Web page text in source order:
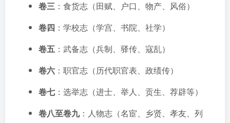
卷三 ：食货志（田赋、户口、物产、风俗）
卷四 ：学校志（学宫、书院、社学）
卷五 ：武备志（兵制、驿传、寇乱）
卷六 ：职官志（历代职官表、政绩传）
卷七：选举志（进士、举人、贡生、荐辟等）
卷八至卷九：人物志（名宦、乡贤、孝友、列